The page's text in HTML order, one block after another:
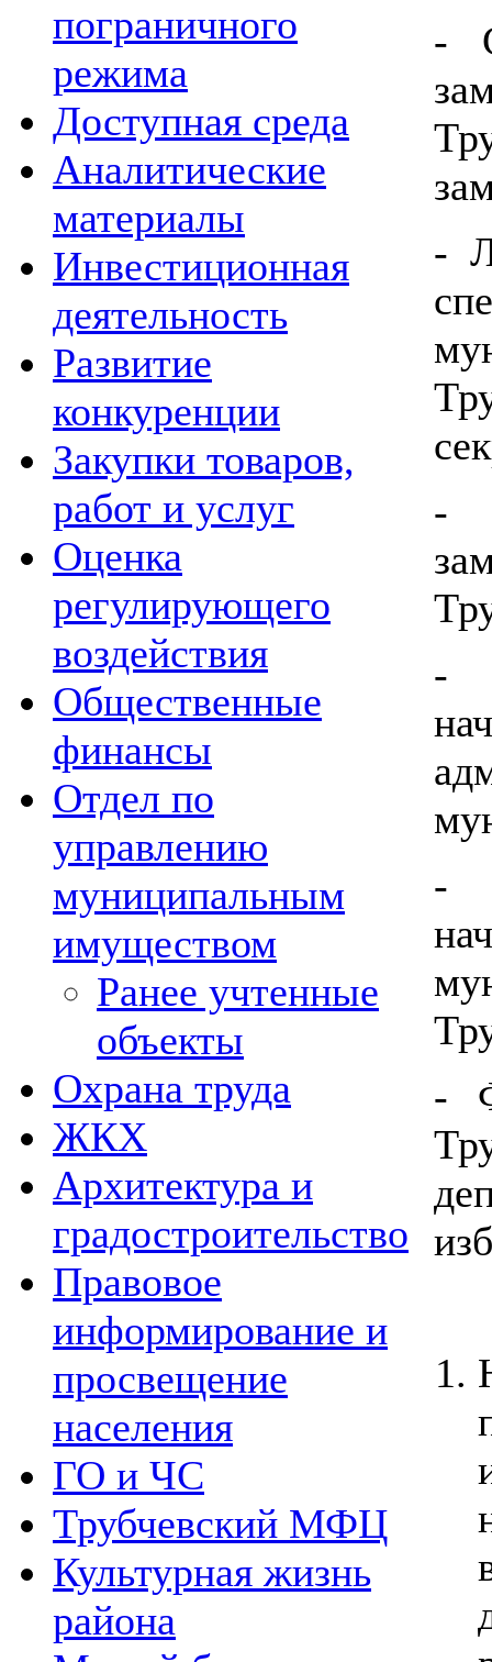
пограничного
режима
Доступная среда
Аналитические
материалы
Инвестиционная
деятельность
Развитие
конкуренции
Закупки товаров,
работ и услуг
Оценка
регулирующего
воздействия
Общественные
финансы
Отдел по
управлению
муниципальным
имуществом
Ранее учтенные
объекты
Охрана труда
ЖКХ
Архитектура и
градостроительство
Правовое
информирование и
просвещение
населения
ГО и ЧС
Трубчевский МФЦ
Культурная жизнь
района
-
-
-
-
-
-